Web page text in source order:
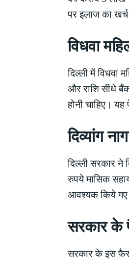
पर इलाज का
विधवा
दिल्ली में
और राशि सीधे
होनी चाहिए।
दिव्यांग
दिल्ली सरकार ने
रुपये मासिक
आवश्यक किये गए
सरकार के
सरकार के इस